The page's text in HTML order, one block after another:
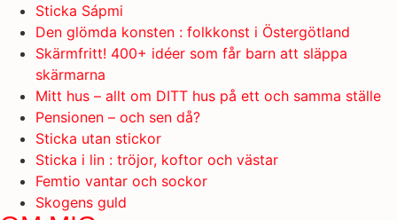
Sticka Sápmi
Den glömda konsten : folkkonst i Östergötland
Skärmfritt! 400+ idéer som får barn att släppa
skärmarna
Mitt hus – allt om DITT hus på ett och samma ställe
Pensionen – och sen då?
Sticka utan stickor
Sticka i lin : tröjor, koftor och västar
Femtio vantar och sockor
Skogens guld